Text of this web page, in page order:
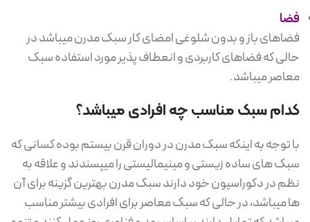
فضا
فضاهای باز و بدون شلوغی امضای کار سبک مدرن میباشد در
حالی که فضاهای کاربردی و انعطاف پذیر مورد استفاده سبک
معاصر میباشد.
کدام سبک مناسب چه افرادی میباشد؟
با توجه به اینکه سبک مدرن در دوران قرن بیستم بوده کسانی که
سبک های ساده زیستی و مینیمالیستی را میپسندند و علاقه به
نظم در دکوراسیون خود دارند سبک مدرن بهترین گزینه برای آن
ها میباشد، در حالی که سبک معاصر برای افرادی بیشتر مناسب